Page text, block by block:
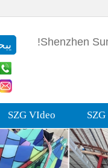
SZG VIdeo